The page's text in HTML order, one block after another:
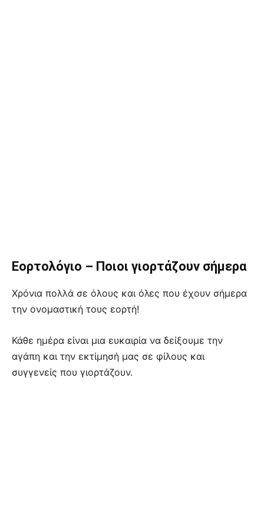
Εορτολόγιο – Ποιοι γιορτάζουν σήμερα
Χρόνια πολλά σε όλους και όλες που έχουν σήμερα
την ονομαστική τους εορτή!
Κάθε ημέρα είναι μια ευκαιρία να δείξουμε την
αγάπη και την εκτίμησή μας σε φίλους και
συγγενείς που γιορτάζουν.